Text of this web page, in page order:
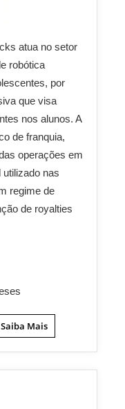
atua no setor
robótica
por
que visa
nos alunos. A
de franquia,
operações em
nas
regime de
de royalties
Saiba Mais